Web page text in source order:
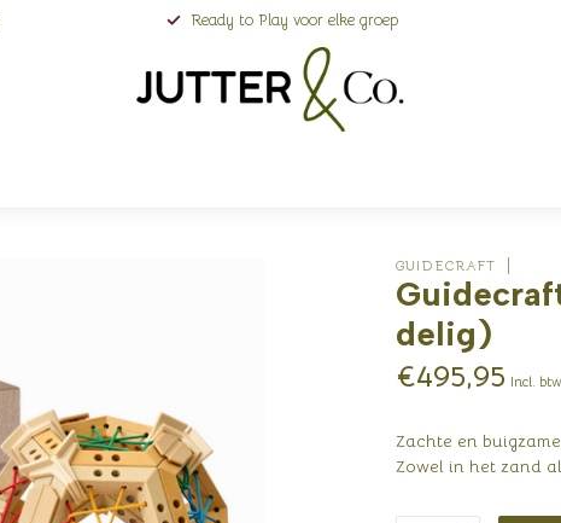
Ready to Play voor elke groep
GUIDECRAFT
delig)
€495,95 Incl. btw
Zachte en
Zowel in het zand